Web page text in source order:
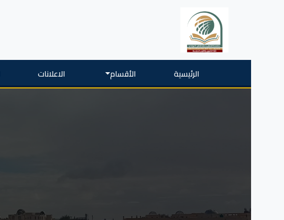
الرئيسية الأقسام الاعلانات